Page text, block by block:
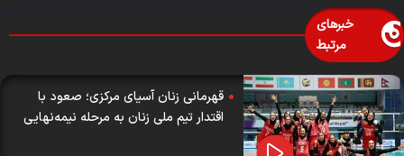
خبرهای
مرتبط
قهرمانی زنان آسیای مرکزی؛ صعود با
اقتدار تیم ملی زنان به مرحله نیمه‌نهایی